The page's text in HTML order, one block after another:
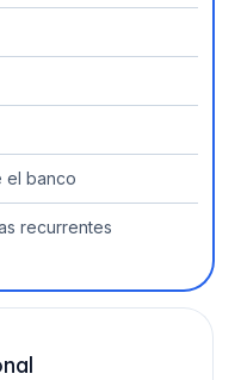
el banco
recurrentes